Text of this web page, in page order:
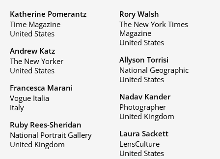
Katherine Pomerantz
Time Magazine
United States
Andrew Katz
The New Yorker
United States
Francesca Marani
Vogue Italia
Italy
Ruby Rees-Sheridan
National Portrait Gallery
United Kingdom
Rory Walsh
The New York Times
Magazine
United States
Allyson Torrisi
National Geographic
United States
Nadav Kander
Photographer
United Kingdom
Laura Sackett
LensCulture
United States